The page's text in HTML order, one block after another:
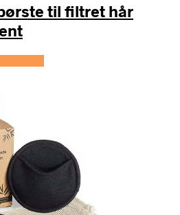
til filtret hår